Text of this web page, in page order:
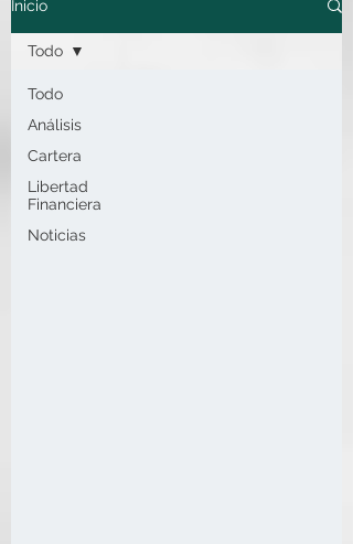
Inicio
Todo
Análisis
Cartera
Libertad
Financiera
Noticias
Todo